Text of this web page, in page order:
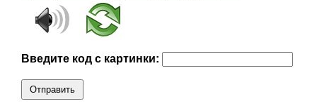
Введите код с картинки:
Отправить